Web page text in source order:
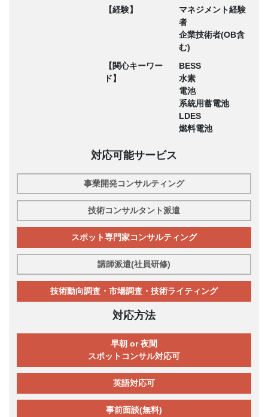
【経験】
マネジメント経験
者
企業技術者(OB含
む)
【関心キーワー
ド】
BESS
水素
電池
系統用蓄電池
LDES
燃料電池
対応可能サービス
事業開発コンサルティング
技術コンサルタント派遣
スポット専門家コンサルティング
講師派遣(社員研修)
技術動向調査・市場調査・技術ライティング
対応方法
早朝 or 夜間
スポットコンサル対応可
英語対応可
事前面談(無料)